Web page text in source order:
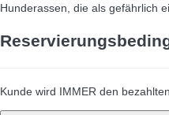
Hunderassen, die als gefährlich
Kunde wird IMMER den